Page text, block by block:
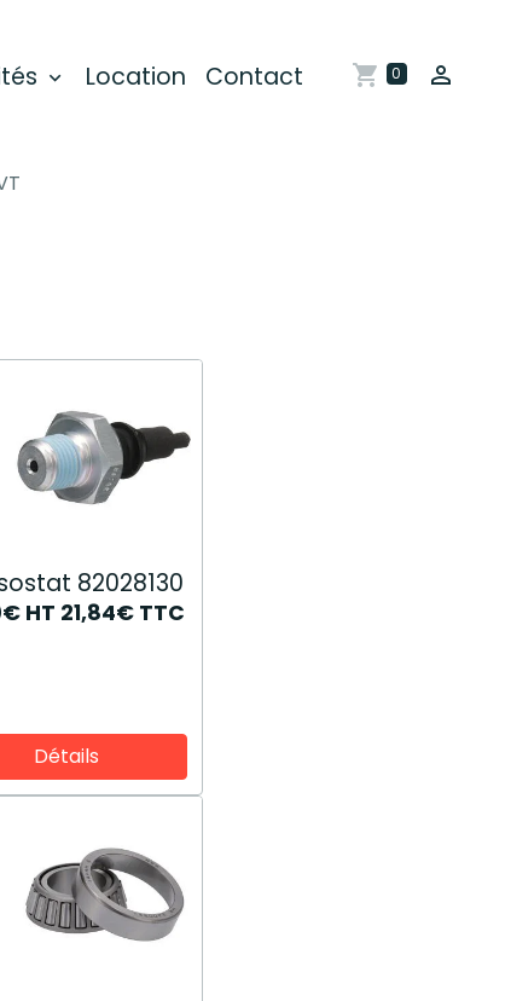
Location Contact 0
82028130
HT 21,84€ TTC
Détails